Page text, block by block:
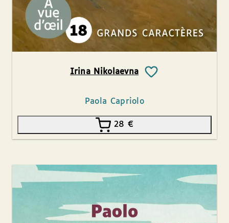
Irina Nikolaevna
Paola Capriolo
28 €